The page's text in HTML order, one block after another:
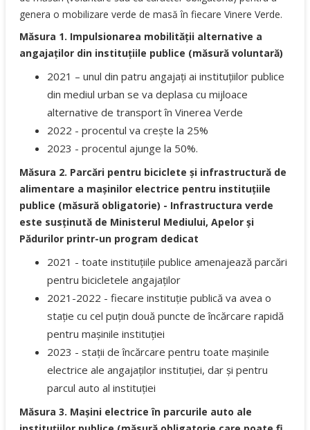
genera o mobilizare verde de masă în fiecare Vinere Verde.
Măsura 1. Impulsionarea mobilității alternative a
angajaților din instituțiile publice (măsură voluntară)
2021 – unul din patru angajați ai instituțiilor publice
din mediul urban se va deplasa cu mijloace
alternative de transport în Vinerea Verde
2022 - procentul va crește la 25%
2023 - procentul ajunge la 50%.
Măsura 2. Parcări pentru biciclete și infrastructură de
alimentare a mașinilor electrice pentru instituțiile
publice (măsură obligatorie) - Infrastructura verde
este susținută de Ministerul Mediului, Apelor și
Pădurilor printr-un program dedicat
2021 - toate instituțiile publice amenajează parcări
pentru bicicletele angajaților
2021-2022 - fiecare instituție publică va avea o
stație cu cel puțin două puncte de încărcare rapidă
pentru mașinile instituției
2023 - stații de încărcare pentru toate mașinile
electrice ale angajaților instituției, dar și pentru
parcul auto al instituției
Măsura 3. Mașini electrice în parcurile auto ale